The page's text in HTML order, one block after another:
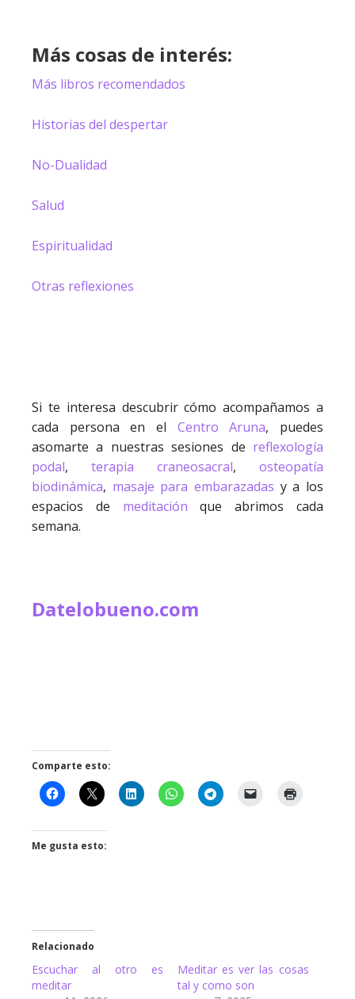
Más cosas de interés:
Más libros recomendados
Historias del despertar
No-Dualidad
Salud
Espiritualidad
Otras reflexiones
Si te interesa descubrir cómo acompañamos a
cada persona en el Centro Aruna, puedes
asomarte a nuestras sesiones de reflexología
podal, terapia craneosacral, osteopatía
biodinámica, masaje para embarazadas y a los
espacios de meditación que abrimos cada
semana.
Datelobueno.com
Comparte esto:
Me gusta esto:
Relacionado
Escuchar al otro es
meditar
Meditar es ver las cosas
tal y como son